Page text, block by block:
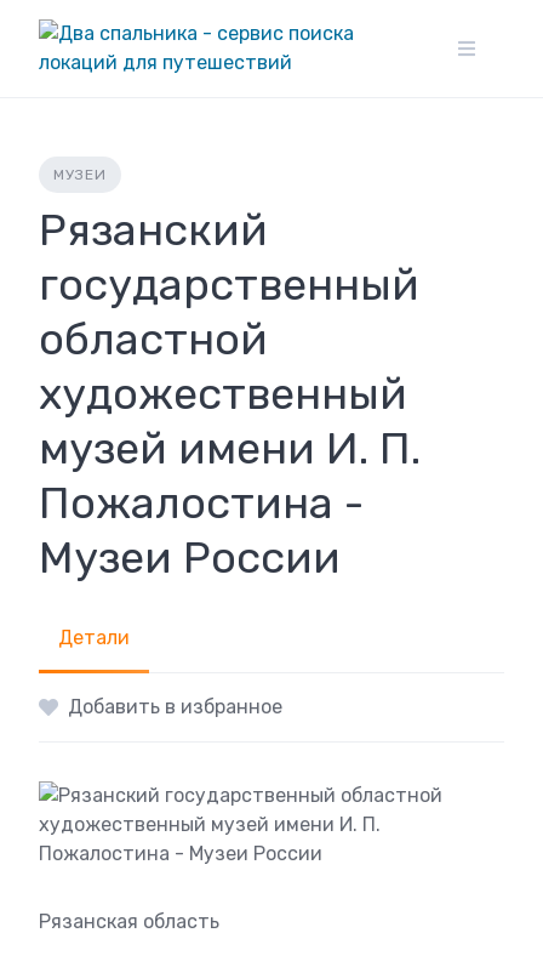
content
МУЗЕИ
Рязанский
государственный
областной
художественный
музей имени И. П.
Пожалостина -
Музеи России
Детали
Добавить в избранное
Рязанская область